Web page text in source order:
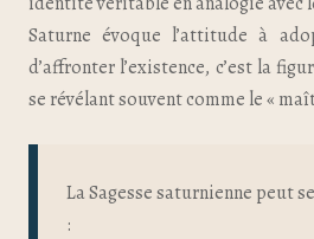
Saturne évoque l’attitude à
d’affronter l’existence, c’est la
se révélant souvent comme le «
La Sagesse saturnienne peut
: